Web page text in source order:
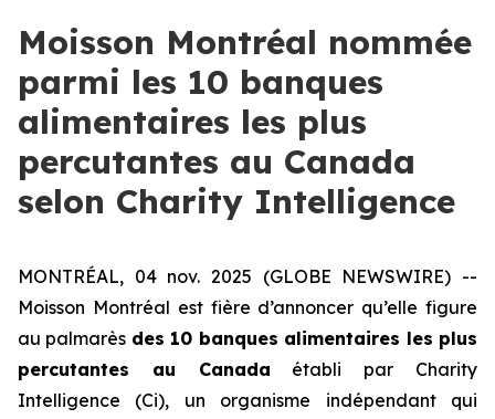
Moisson Montréal nommée
parmi les 10 banques
alimentaires les plus
percutantes au Canada
selon Charity Intelligence
MONTRÉAL, 04 nov. 2025 (GLOBE NEWSWIRE) --
Moisson Montréal est fière d’annoncer qu’elle figure
au palmarès des 10 banques alimentaires les plus
percutantes au Canada établi par Charity
Intelligence (Ci), un organisme indépendant qui